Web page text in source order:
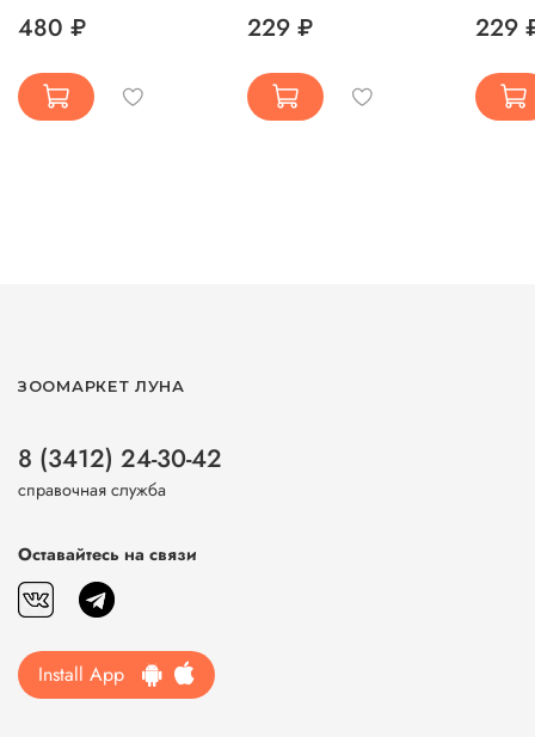
480 ₽ 229 ₽ 229
ЗООМАРКЕТ ЛУНА
8 (3412) 24-30-42
справочная служба
Оставайтесь на связи
Install App